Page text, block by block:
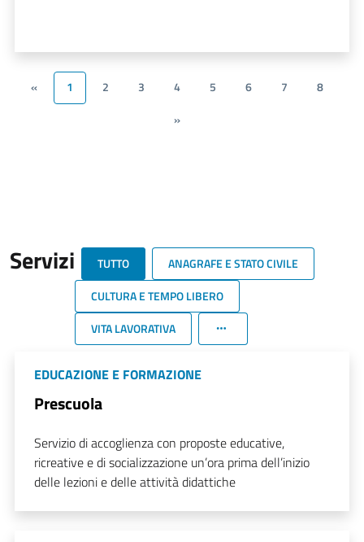
« 1 2 3 4 5 6 7
8
»
Servizi TUTTO
ANAGRAFE E STATO CIVILE
CULTURA E TEMPO LIBERO
VITA LAVORATIVA
EDUCAZIONE E FORMAZIONE
Prescuola
Servizio di accoglienza con proposte educative,
ricreative e di socializzazione un’ora prima dell’inizio
delle lezioni e delle attività didattiche